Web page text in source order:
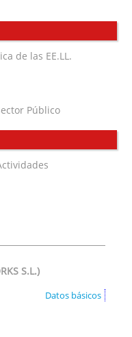
de las EE.LL.
Público
S.L.)
Datos básicos